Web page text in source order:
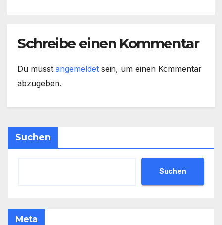
Schreibe einen Kommentar
Du musst angemeldet sein, um einen Kommentar
abzugeben.
Suchen
Suchen
Meta